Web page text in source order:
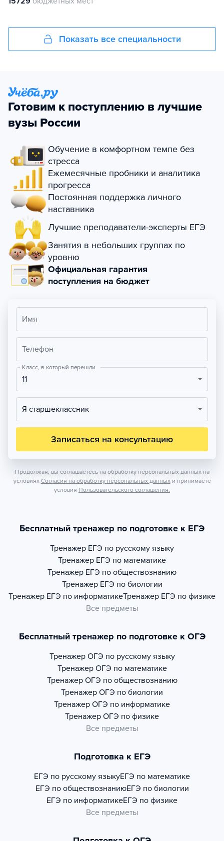
Показать все специальности
Готовим к поступлению в лучшие
вузы России
Обучение в комфортном темпе без
стресса
Ежемесячные пробники и аналитика
прогресса
Постоянная поддержка личного
наставника
Лучшие преподаватели-эксперты ЕГЭ
Занятия в небольших группах по
уровню
Официальная гарантия
поступления на бюджет
Имя
Телефон
Класс, в который перешли
11
Я старшеклассник
Записаться на консультацию
Продолжая, вы соглашаетесь на обработку персональных данных на
условиях Согласия на обработку персональных данных и принимаете
условия Пользовательского соглашения.
Бесплатный тренажер по подготовке к ЕГЭ
Тренажер ЕГЭ по русскому языку
Тренажер ЕГЭ по математике
Тренажер ЕГЭ по обществознанию
Тренажер ЕГЭ по биологии
Тренажер ЕГЭ по информатикеТренажер ЕГЭ по физике
Все предметы
Бесплатный тренажер по подготовке к ОГЭ
Тренажер ОГЭ по русскому языку
Тренажер ОГЭ по математике
Тренажер ОГЭ по обществознанию
Тренажер ОГЭ по биологии
Тренажер ОГЭ по информатике
Тренажер ОГЭ по физике
Все предметы
Подготовка к ЕГЭ
ЕГЭ по русскому языкуЕГЭ по математике
ЕГЭ по обществознаниюЕГЭ по биологии
ЕГЭ по информатикеЕГЭ по физике
Все предметы